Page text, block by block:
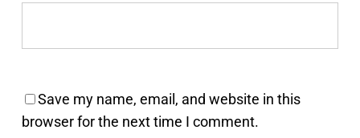
Save my name, email, and website in this
browser for the next time I comment.